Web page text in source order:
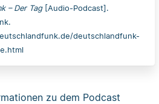
– Der Tag[Audio-Podcast].
deutschlandfunk-
zu dem Podcast